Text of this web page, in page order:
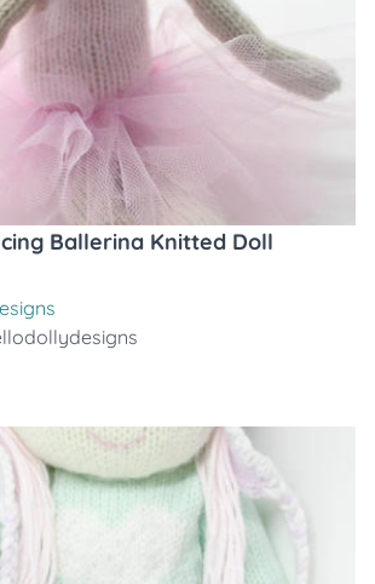
Ballerina Knitted Doll